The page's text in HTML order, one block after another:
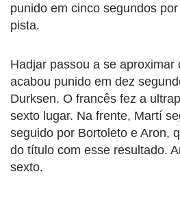
punido em cinco segundos
pista.
Hadjar passou a se aproximar
acabou punido em dez
Durksen. O francês fez a
sexto lugar. Na frente, Martí
seguido por Bortoleto e Aron,
do título com esse resultado.
sexto.